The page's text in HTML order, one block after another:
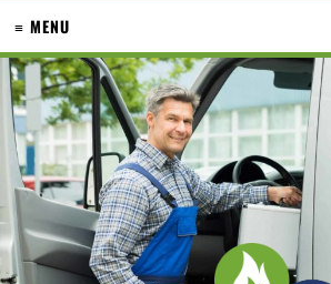
≡ MENU